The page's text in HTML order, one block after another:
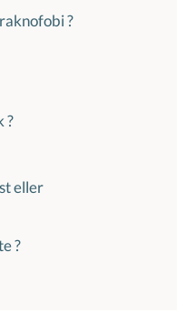
?
?
eller
?